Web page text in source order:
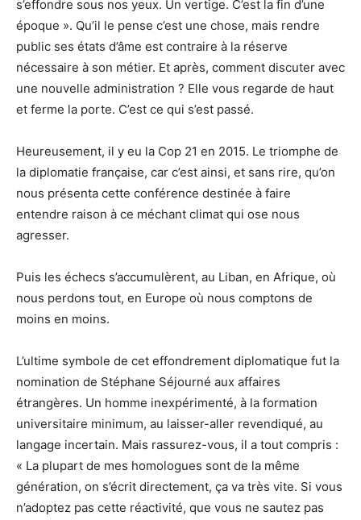
s’effondre sous nos yeux. Un vertige. C’est la fin d’une
époque ». Qu’il le pense c’est une chose, mais rendre
public ses états d’âme est contraire à la réserve
nécessaire à son métier. Et après, comment discuter avec
une nouvelle administration ? Elle vous regarde de haut
et ferme la porte. C’est ce qui s’est passé.
Heureusement, il y eu la Cop 21 en 2015. Le triomphe de
la diplomatie française, car c’est ainsi, et sans rire, qu’on
nous présenta cette conférence destinée à faire
entendre raison à ce méchant climat qui ose nous
agresser.
Puis les échecs s’accumulèrent, au Liban, en Afrique, où
nous perdons tout, en Europe où nous comptons de
moins en moins.
L’ultime symbole de cet effondrement diplomatique fut la
nomination de Stéphane Séjourné aux affaires
étrangères. Un homme inexpérimenté, à la formation
universitaire minimum, au laisser-aller revendiqué, au
langage incertain. Mais rassurez-vous, il a tout compris :
« La plupart de mes homologues sont de la même
génération, on s’écrit directement, ça va très vite. Si vous
n’adoptez pas cette réactivité, que vous ne sautez pas